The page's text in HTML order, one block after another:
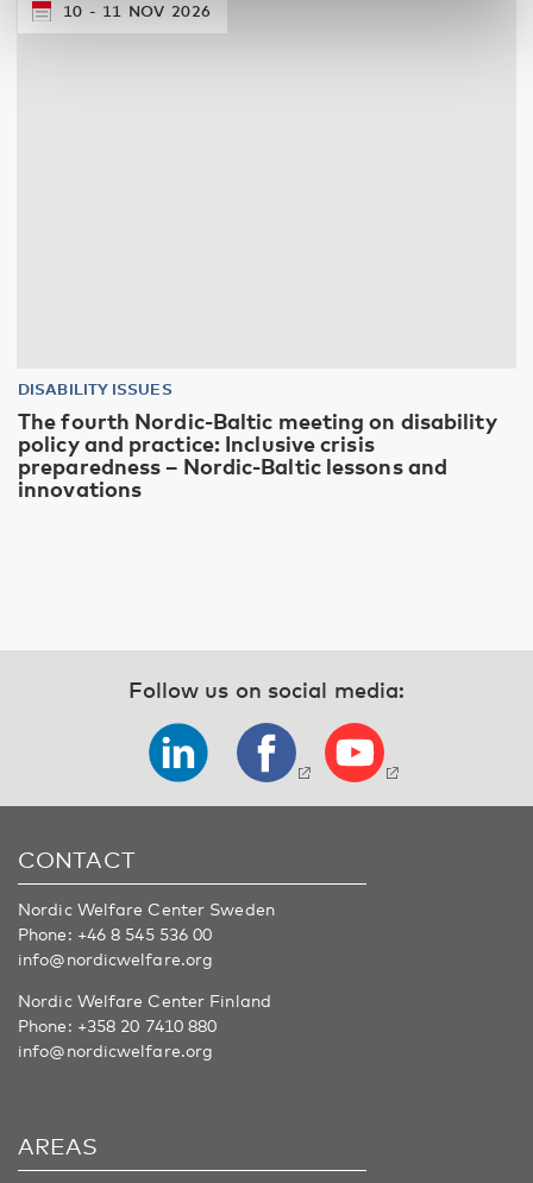
10 11 NOV 2026
DISABILITY ISSUES
The fourth Nordic-Baltic meeting on disability
policy and practice: Inclusive crisis
preparedness – Nordic-Baltic lessons and
innovations
Follow us on social media:
CONTACT
Nordic Welfare Center Sweden
Phone: +46 8 545 536 00
info@nordicwelfare.org
Nordic Welfare Center Finland
Phone: +358 20 7410 880
info@nordicwelfare.org
AREAS